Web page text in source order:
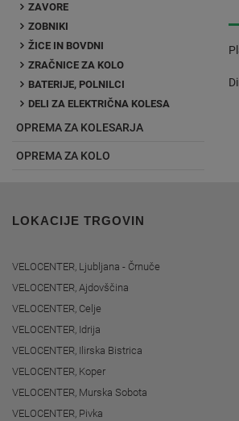
ZAVORE
ZOBNIKI
ŽICE IN BOVDNI
ZRAČNICE ZA KOLO
BATERIJE, POLNILCI
DELI ZA ELEKTRIČNA KOLESA
OPREMA ZA KOLESARJA
OPREMA ZA KOLO
LOKACIJE TRGOVIN
VELOCENTER, Ljubljana - Črnuče
VELOCENTER, Ajdovščina
VELOCENTER, Celje
VELOCENTER, Idrija
VELOCENTER, Ilirska Bistrica
VELOCENTER, Koper
VELOCENTER, Murska Sobota
VELOCENTER, Pivka